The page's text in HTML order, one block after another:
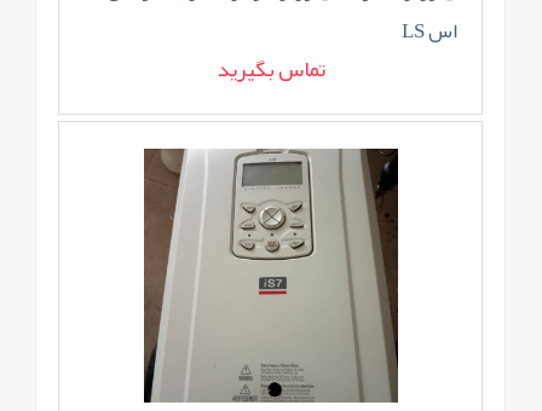
اس LS
تماس بگیرید